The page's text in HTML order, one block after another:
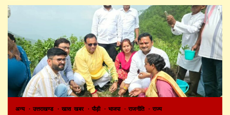
अन्य उत्तराखण्ड खास खबर पौड़ी भाजपा राजनीति राज्य